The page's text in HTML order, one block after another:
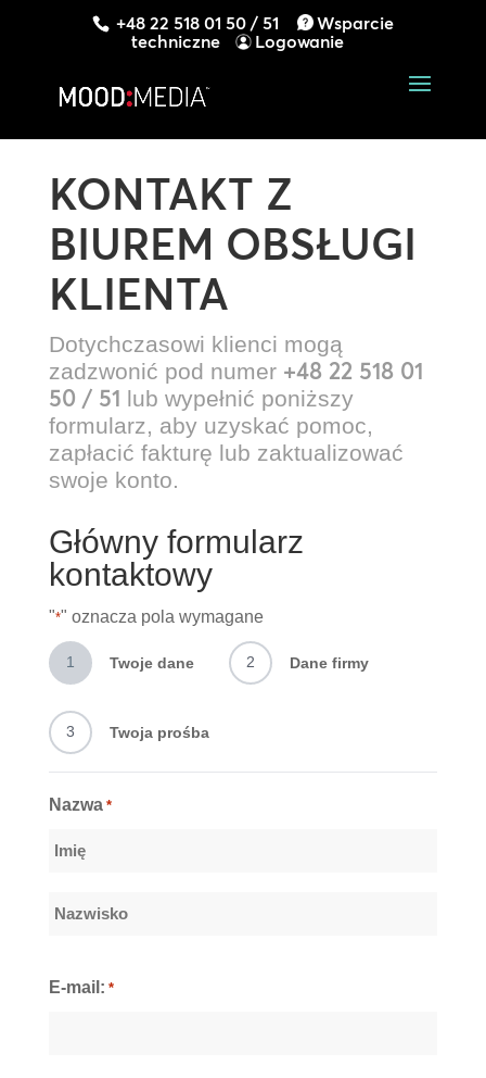
+48 22 518 01 50 / 51
Wsparcie
techniczne
Logowanie
KONTAKT Z
BIUREM OBSŁUGI
KLIENTA
Dotychczasowi klienci mogą
zadzwonić pod numer +48 22 518 01
50 / 51 lub wypełnić poniższy
formularz, aby uzyskać pomoc,
zapłacić fakturę lub zaktualizować
swoje konto.
Główny formularz
kontaktowy
"*" oznacza pola wymagane
1 Twoje dane 2 Dane firmy
3 Twoja prośba
Nazwa *
E-mail: *